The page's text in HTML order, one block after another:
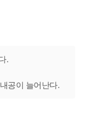
.
공이 늘어난다.